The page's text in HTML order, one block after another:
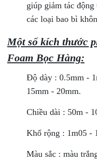
giúp giảm tác
các loại bao bì
Một số kích thước
Foam Bọc Hàng:
Độ dày : 0.5mm -
15mm - 20mm.
Chiều dài : 50m -
Khổ rộng : 1m05 -
Màu sắc : màu